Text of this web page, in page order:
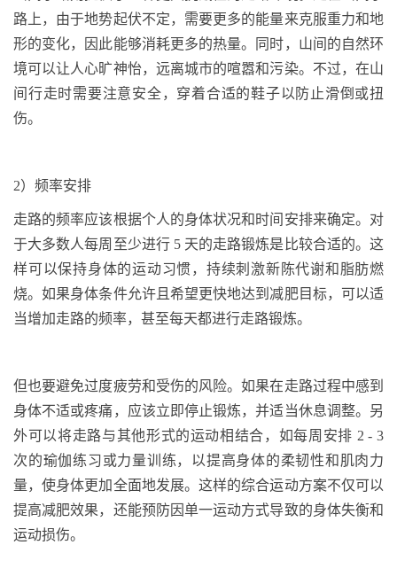
路上，由于地势起伏不定，需要更多的能量来克服重力和地
形的变化，因此能够消耗更多的热量。同时，山间的自然环
境可以让人心旷神怡，远离城市的喧嚣和污染。不过，在山
间行走时需要注意安全，穿着合适的鞋子以防止滑倒或扭
伤。
2）频率安排
走路的频率应该根据个人的身体状况和时间安排来确定。对
于大多数人每周至少进行 5 天的走路锻炼是比较合适的。这
样可以保持身体的运动习惯，持续刺激新陈代谢和脂肪燃
烧。如果身体条件允许且希望更快地达到减肥目标，可以适
当增加走路的频率，甚至每天都进行走路锻炼。
但也要避免过度疲劳和受伤的风险。如果在走路过程中感到
身体不适或疼痛，应该立即停止锻炼，并适当休息调整。另
外可以将走路与其他形式的运动相结合，如每周安排 2 - 3
次的瑜伽练习或力量训练，以提高身体的柔韧性和肌肉力
量，使身体更加全面地发展。这样的综合运动方案不仅可以
提高减肥效果，还能预防因单一运动方式导致的身体失衡和
运动损伤。